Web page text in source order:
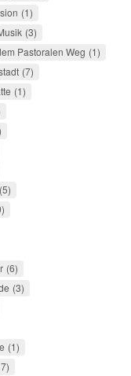
1
3
Pastoralen Weg 1
7
1
5
6
3
1